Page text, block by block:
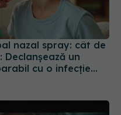
Declanșează un
cu o infecție